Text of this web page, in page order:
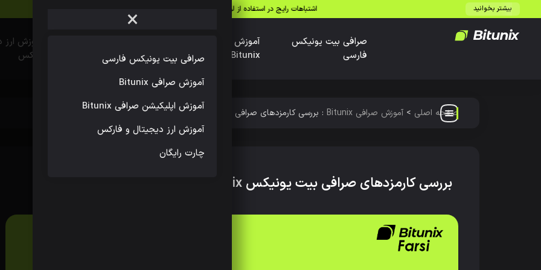
بیشتر بخوانید اشتباهات رایج در استفاده از لوریج (Leverage)یا اهرم
صرافی بیت یونیکس
فارسی
آموزش صرافی
Bitunix
Bitunix
آموزش
فارکس
×
صرافی بیت یونیکس فارسی
آموزش صرافی Bitunix
آموزش اپلیکیشن صرافی Bitunix
آموزش ارز دیجیتال و فارکس
چارت رایگان
صفحه اصلی > آموزش صرافی Bitunix : بررسی کارمزدهای صرافی بیت یونیکس Bitunix
بررسی کارمزدهای صرافی بیت یونیکس Bitunix